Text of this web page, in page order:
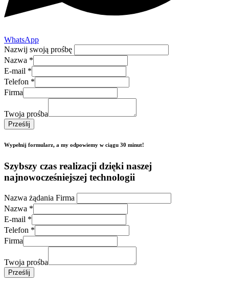
WhatsApp
Nazwij swoją prośbę
Nazwa *
E-mail *
Telefon *
Firma
Twoja prośba
Prześlij
Wypełnij formularz, a my odpowiemy w ciągu 30 minut!
Szybszy czas realizacji dzięki naszej
najnowocześniejszej technologii
Nazwa żądania Firma
Nazwa *
E-mail *
Telefon *
Firma
Twoja prośba
Prześlij